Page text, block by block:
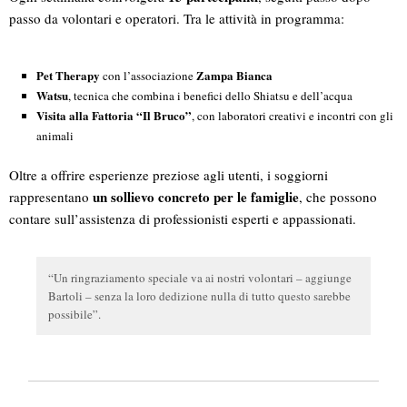
passo da volontari e operatori. Tra le attività in programma:
Pet Therapy con l’associazioneZampa Bianca
Watsu, tecnica che combina i benefici dello Shiatsu e dell’acqua
Visita alla Fattoria “Il Bruco”, con laboratori creativi e incontri con gli
animali
Oltre a offrire esperienze preziose agli utenti, i soggiorni
rappresentano un sollievo concreto per le famiglie, che possono
contare sull’assistenza di professionisti esperti e appassionati.
“Un ringraziamento speciale va ai nostri volontari – aggiunge
Bartoli – senza la loro dedizione nulla di tutto questo sarebbe
possibile”.